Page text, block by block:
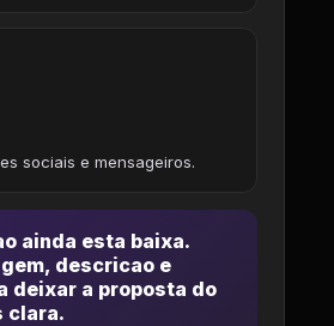
sociais e mensageiros.
ainda esta baixa.
descricao e
deixar a proposta do
clara.